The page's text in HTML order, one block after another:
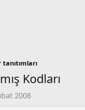
Kodları
2008